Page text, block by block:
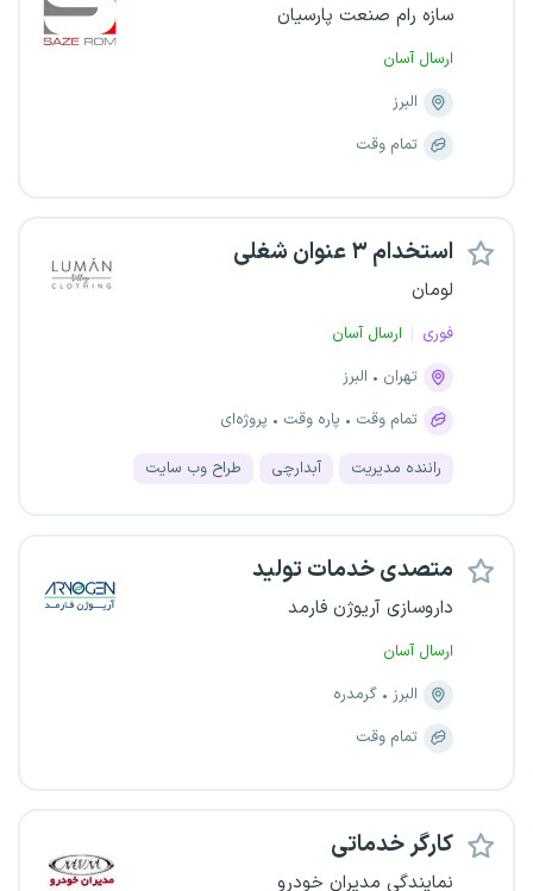
سازه رام صنعت پارسیان
ارسال آسان
البرز
تمام وقت
استخدام ۳ عنوان شغلی
لومان
فوری
ارسال آسان
تهران
البرز
تمام وقت
پاره وقت پروژه‌ای
راننده مدیریت آبدارچی طراح وب سایت
متصدی خدمات تولید
داروسازی آریوژن فارمد
ارسال آسان
البرز
گرمدره
تمام وقت
کارگر خدماتی
نمایندگی مدیران خودرو